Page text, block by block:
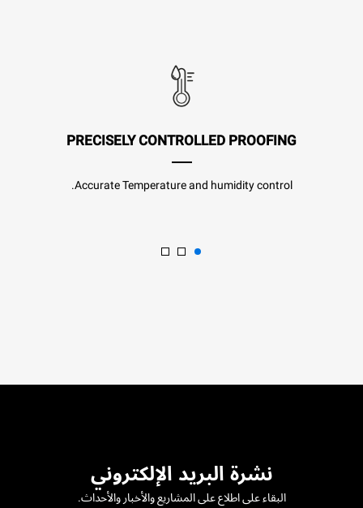
PRECISELY CONTROLLED PROOFING
Accurate Temperature and humidity control.
نشرة البريد الإلكتروني
البقاء على اطلاع على المشاريع والأخبار والأحداث.